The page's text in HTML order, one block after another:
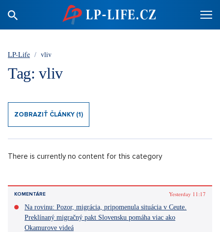
LP-Life / vliv
Tag: vliv
ZOBRAZIŤ ČLÁNKY (1)
There is currently no content for this category
KOMENTÁRE
Yesterday 11:17
Na rovinu: Pozor, migrácia, pripomenula situácia v Ceute.
Preklínaný migračný pakt Slovensku pomáha viac ako
Okamurove videá